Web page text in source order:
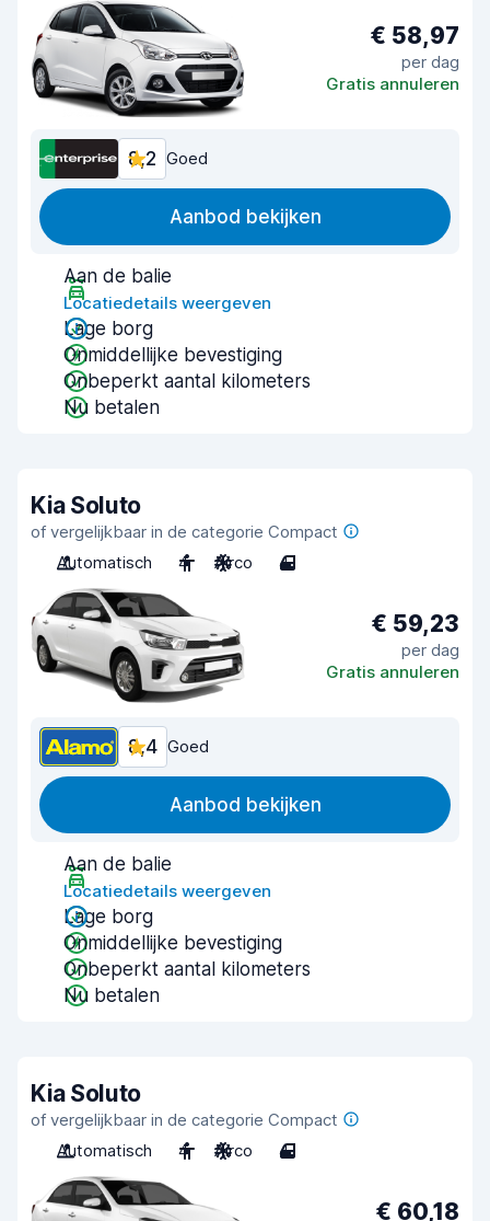
€ 58,97
per dag
Gratis annuleren
8,2 Goed
Aanbod bekijken
Aan de balie
Locatiedetails weergeven
Lage borg
Onmiddellijke bevestiging
Onbeperkt aantal kilometers
Nu betalen
Kia Soluto
of vergelijkbaar in de categorie Compact
Automatisch
4 Airco 4
€ 59,23
per dag
Gratis annuleren
8,4 Goed
Aanbod bekijken
Aan de balie
Locatiedetails weergeven
Lage borg
Onmiddellijke bevestiging
Onbeperkt aantal kilometers
Nu betalen
Kia Soluto
of vergelijkbaar in de categorie Compact
Automatisch
4 Airco 4
€ 60,18